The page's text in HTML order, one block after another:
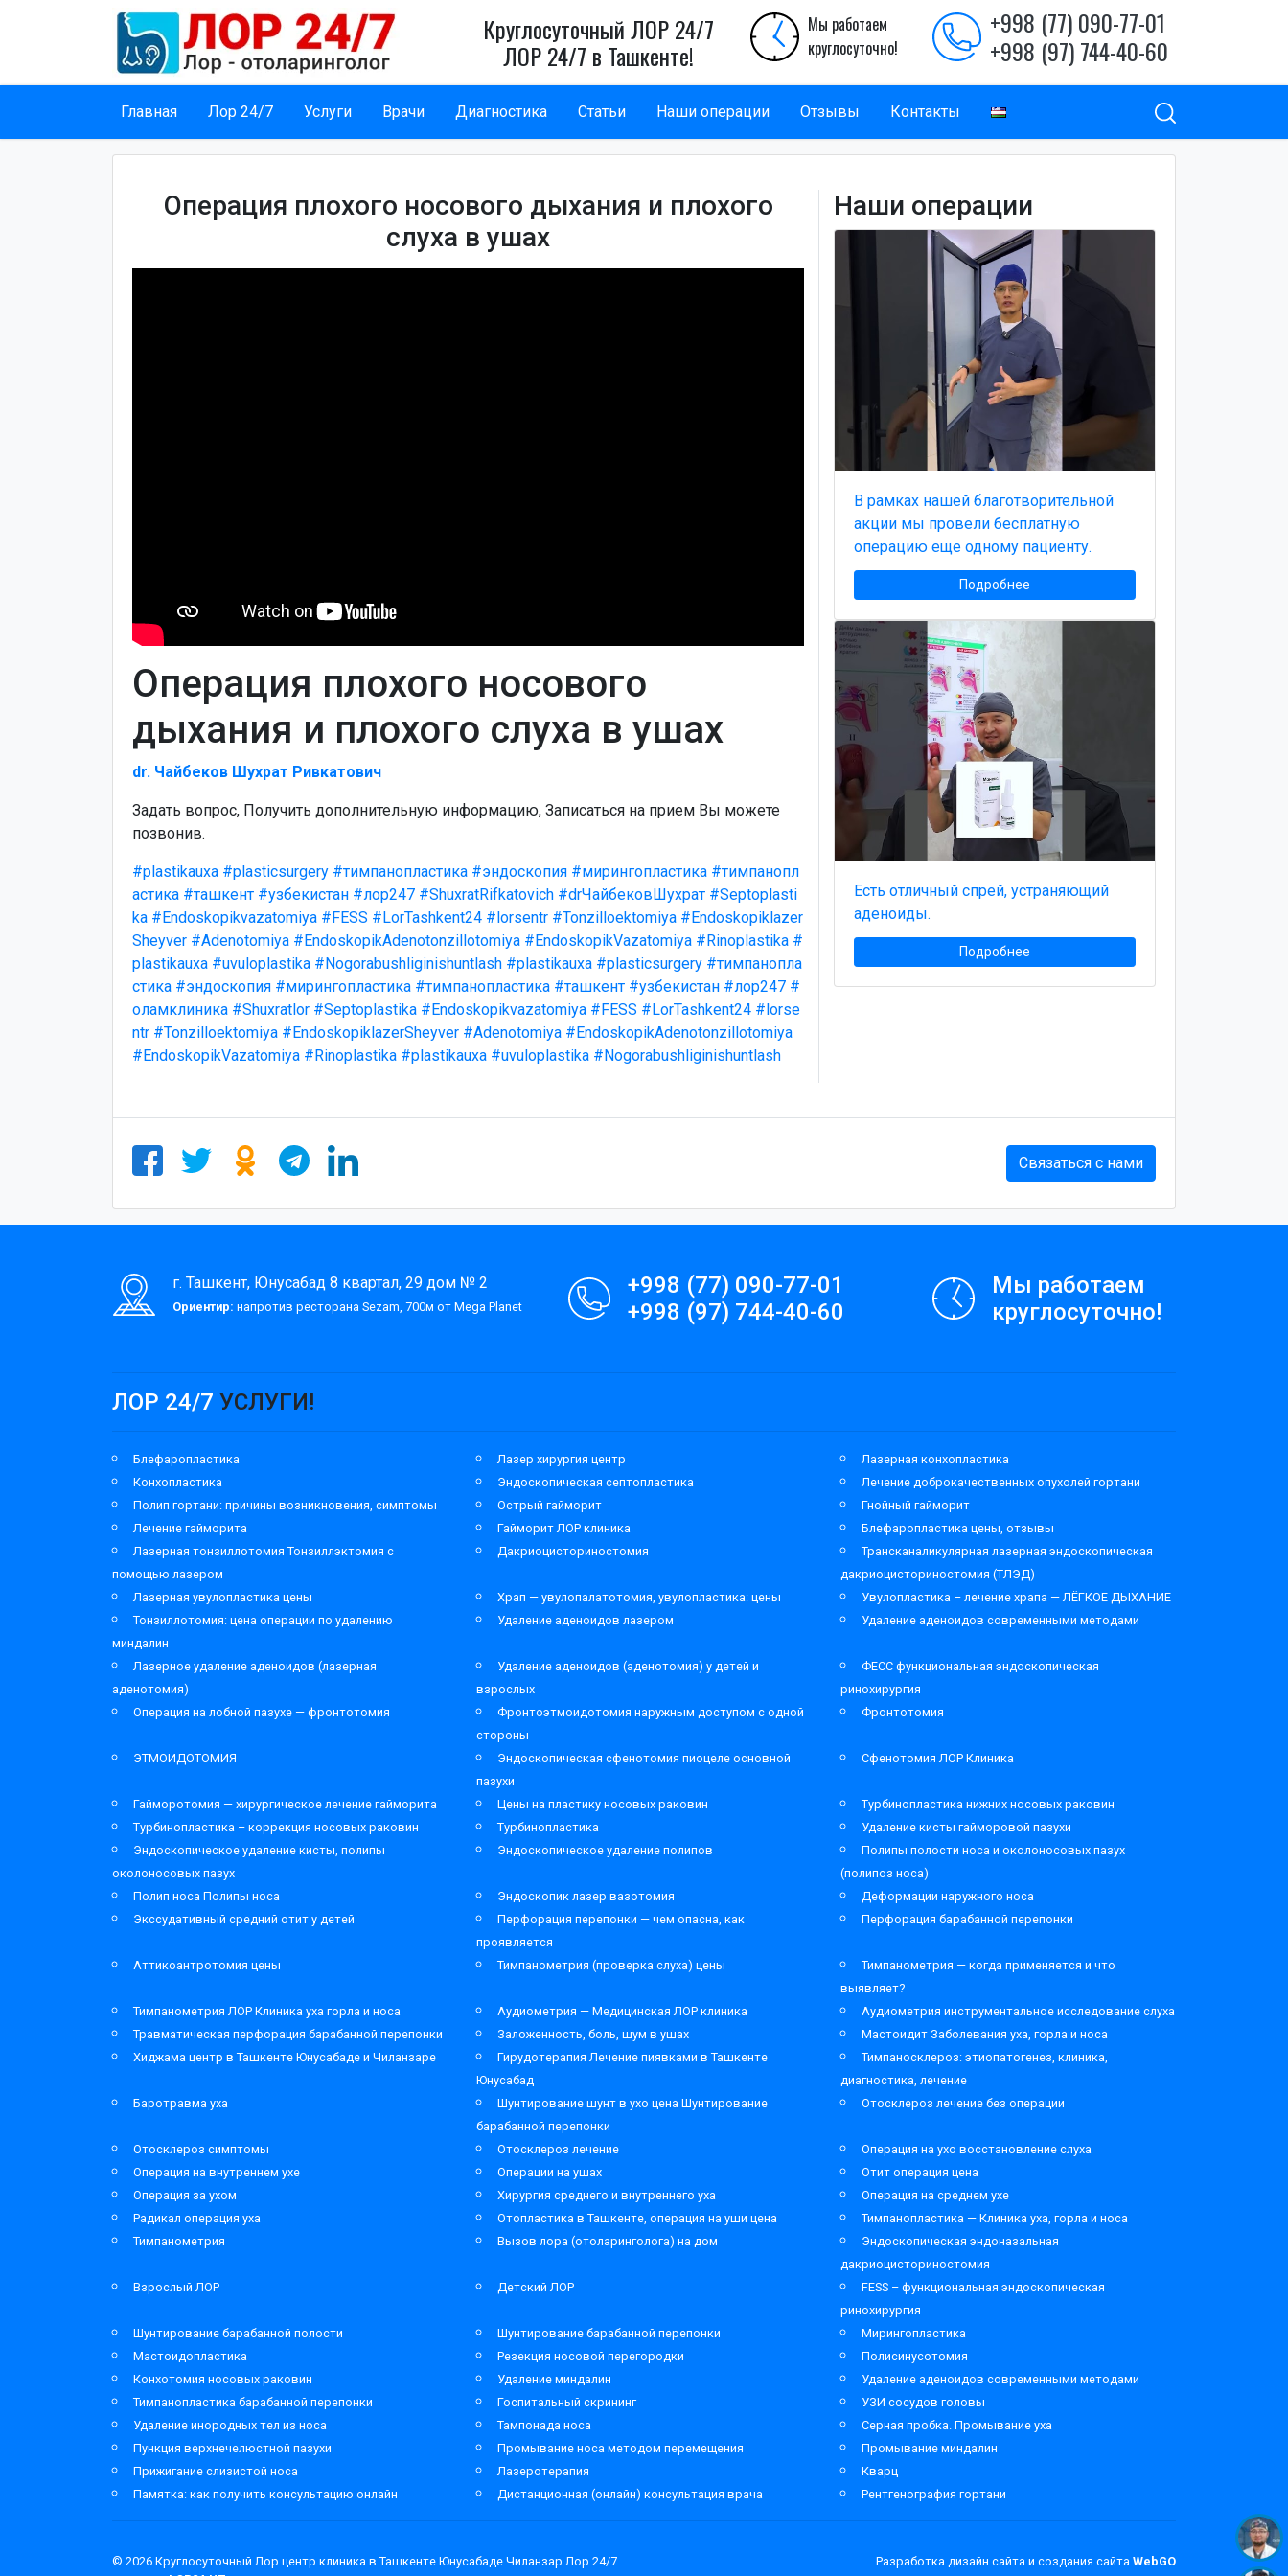
Круглосуточный ЛОР 24/7
ЛОР 24/7 в Ташкенте!
Мы работаем
круглосуточно!
+998 (77) 090-77-01
+998 (97) 744-40-60
Главная Лор 24/7 Услуги Врачи Диагностика Статьи Наши операции Отзывы Контакты
Операция плохого носового дыхания и плохого
слуха в ушах
Операция плохого носового
дыхания и плохого слуха в ушах
dr. Чайбеков Шухрат Ривкатович
Задать вопрос, Получить дополнительную информацию, Записаться на прием Вы можете
позвонив.
#plastikauxa #plasticsurgery #тимпанопластика #эндоскопия #мирингопластика #тимпанопл
астика #ташкент #узбекистан #лор247 #ShuxratRifkatovich #drЧайбековШухрат #Septoplasti
ka #Endoskopikvazatomiya #FESS #LorTashkent24 #lorsentr #Tonzilloektomiya #Endoskopiklazer
Sheyver #Adenotomiya #EndoskopikAdenotonzillotomiya #EndoskopikVazatomiya #Rinoplastika #
plastikauxa #uvuloplastika #Nogorabushliginishuntlash #plastikauxa #plasticsurgery #тимпанопла
стика #эндоскопия #мирингопластика #тимпанопластика #ташкент #узбекистан #лор247 #
оламклиника #Shuxratlor #Septoplastika #Endoskopikvazatomiya #FESS #LorTashkent24 #lorse
ntr #Tonzilloektomiya #EndoskopiklazerSheyver #Adenotomiya #EndoskopikAdenotonzillotomiya
#EndoskopikVazatomiya #Rinoplastika #plastikauxa #uvuloplastika #Nogorabushliginishuntlash
Наши операции
В рамках нашей благотворительной
акции мы провели бесплатную
операцию еще одному пациенту.
Подробнее
Есть отличный спрей, устраняющий
аденоиды.
Подробнее
Связаться с нами
г. Ташкент, Юнусабад 8 квартал, 29 дом № 2
Ориентир: напротив ресторана Sezam, 700м от Mega Planet
+998 (77) 090-77-01
+998 (97) 744-40-60
Мы работаем
круглосуточно!
ЛОР 24/7 УСЛУГИ!
Блефаропластика Лазер хирургия центр
Лазерная конхопластика
Конхопластика
Эндоскопическая септопластика
Лечение доброкачественных опухолей гортани
Полип гортани: причины возникновения, симптомы
Острый гайморит
Гнойный гайморит
Лечение гайморита
Гайморит ЛОР клиника
Блефаропластика цены, отзывы
Лазерная тонзиллотомия Тонзиллэктомия с
помощью лазером
Дакриоцисториностомия
Трансканаликулярная лазерная эндоскопическая
дакриоцисториностомия (ТЛЭД)
Лазерная увулопластика цены
Храп — увулопалатотомия, увулопластика: цены
Увулопластика – лечение храпа — ЛЁГКОЕ ДЫХАНИЕ
Тонзиллотомия: цена операции по удалению
миндалин
Удаление аденоидов лазером Удаление аденоидов современными методами
Лазерное удаление аденоидов (лазерная
аденотомия)
Удаление аденоидов (аденотомия) у детей и
взрослых
ФЕСС функциональная эндоскопическая
ринохирургия
Операция на лобной пазухе — фронтотомия
Фронтоэтмоидотомия наружным доступом с одной
стороны
Фронтотомия
ЭТМОИДОТОМИЯ
Эндоскопическая сфенотомия пиоцеле основной
пазухи
Сфенотомия ЛОР Клиника
Гайморотомия — хирургическое лечение гайморита Цены на пластику носовых раковин
Турбинопластика нижних носовых раковин
Турбинопластика – коррекция носовых раковин
Турбинопластика
Удаление кисты гайморовой пазухи
Эндоскопическое удаление кисты, полипы
околоносовых пазух
Эндоскопическое удаление полипов
Полипы полости носа и околоносовых пазух
(полипоз носа)
Полип носа Полипы носа
Эндоскопик лазер вазотомия
Деформации наружного носа
Экссудативный средний отит у детей
Перфорация перепонки — чем опасна, как
проявляется
Перфорация барабанной перепонки
Аттикоантротомия цены Тимпанометрия (проверка слуха) цены
Тимпанометрия — когда применяется и что
выявляет?
Тимпанометрия ЛОР Клиника уха горла и носа
Аудиометрия — Медицинская ЛОР клиника
Аудиометрия инструментальное исследование слуха
Травматическая перфорация барабанной перепонки
Заложенность, боль, шум в ушах
Мастоидит Заболевания уха, горла и носа
Хиджама центр в Ташкенте Юнусабаде и Чиланзаре
Гирудотерапия Лечение пиявками в Ташкенте
Юнусабад
Тимпаносклероз: этиопатогенез, клиника,
диагностика, лечение
Баротравма уха
Шунтирование шунт в ухо цена Шунтирование
барабанной перепонки
Отосклероз лечение без операции
Отосклероз симптомы Отосклероз лечение
Операция на ухо восстановление слуха
Операция на внутреннем ухе
Операции на ушах
Отит операция цена
Операция за ухом
Хирургия среднего и внутреннего уха
Операция на среднем ухе
Радикал операция уха
Отопластика в Ташкенте, операция на уши цена
Тимпанопластика — Клиника уха, горла и носа
Тимпанометрия
Вызов лора (отоларинголога) на дом
Эндоскопическая эндоназальная
дакриоцисториностомия
Взрослый ЛОР
Детский ЛОР
FESS – функциональная эндоскопическая
ринохирургия
Шунтирование барабанной полости
Шунтирование барабанной перепонки
Мирингопластика
Мастоидопластика
Резекция носовой перегородки
Полисинусотомия
Конхотомия носовых раковин
Удаление миндалин
Удаление аденоидов современными методами
Тимпанопластика барабанной перепонки
Госпитальный скрининг
УЗИ сосудов головы
Удаление инородных тел из носа
Тампонада носа
Серная пробка. Промывание уха
Пункция верхнечелюстной пазухи
Промывание носа методом перемещения
Промывание миндалин
Прижигание слизистой носа
Лазеротерапия
Кварц
Памятка: как получить консультацию онлайн
Дистанционная (онлайн) консультация врача Рентгенография гортани
© 2026 Круглосуточный Лор центр клиника в Ташкенте Юнусабаде Чиланзар Лор 24/7
Разработка дизайн сайта и создания сайта WebGO